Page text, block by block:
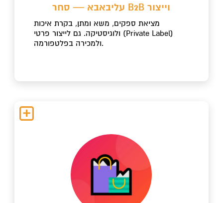
עליבאבא — סחר B2B וייצור
מציאת ספקים, משא ומתן, בקרת איכות
ולוגיסטיקה. גם לייצור פרטי (Private Label)
ולמכירה בפלטפורמה.